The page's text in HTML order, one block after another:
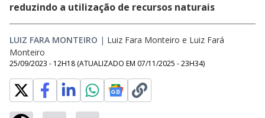
reduzindo a utilização de recursos naturais
LUIZ FARA MONTEIRO | Luiz Fara Monteiro e Luiz Fará
Monteiro
25/09/2023 - 12H18 (ATUALIZADO EM 07/11/2025 - 23H34)